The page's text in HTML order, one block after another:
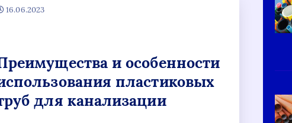
16.06.2023
и особенности
пластиковых
для канализации